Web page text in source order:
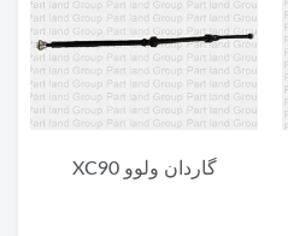
یونیت پایین چراغ جلو ولوو